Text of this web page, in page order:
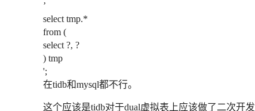
’
select tmp.*
from (
select ?, ?
) tmp
';
在tidb和mysql都不行。
这个应该是tidb对于dual虚拟表上应该做了二次开发